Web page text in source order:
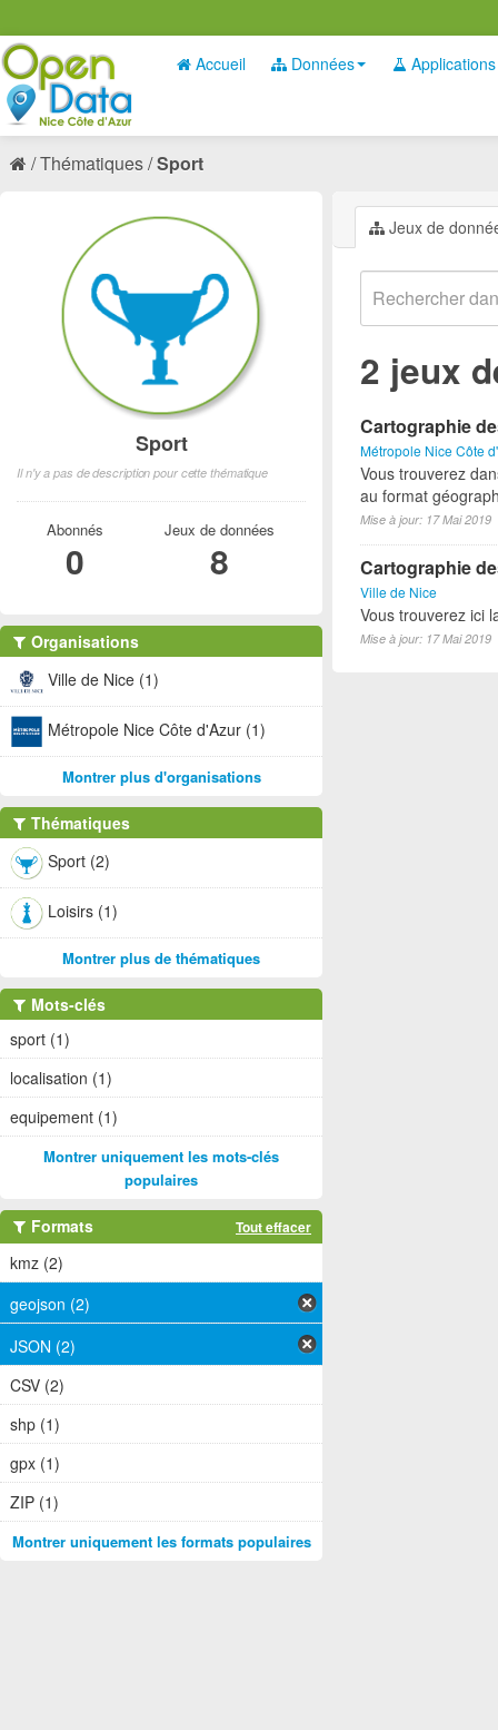
Accueil Données Applications
Thématiques Sport
Jeux de
2 jeux
Cartographie
Métropole Nice Côte
Vous trouverez
au format
Mise à jour: 17 Mai 2019
Cartographie
Ville de Nice
Vous trouverez ici
Mise à jour: 17 Mai 2019
Sport
Il n'y a pas de description pour cette thématique
Abonnés
0
Jeux de données
8
Organisations
Ville de Nice (1)
Métropole Nice Côte d'Azur (1)
Montrer plus d'organisations
Thématiques
Sport (2)
Loisirs (1)
Montrer plus de thématiques
Mots-clés
sport (1)
localisation (1)
equipement (1)
Montrer uniquement les mots-clés
populaires
Formats Tout effacer
kmz (2)
geojson (2)
JSON (2)
CSV (2)
shp (1)
gpx (1)
ZIP (1)
Montrer uniquement les formats populaires